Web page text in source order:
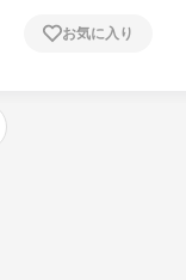
お気に入り